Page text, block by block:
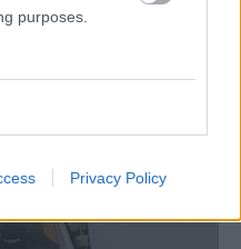
purposes.
Privacy Policy